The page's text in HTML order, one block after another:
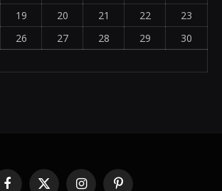
19 20 21 22
23
26 27 28 29
30